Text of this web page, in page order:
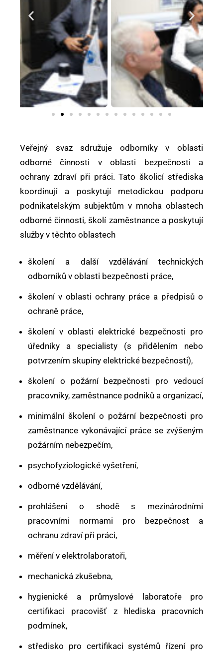
Veřejný svaz sdružuje odborníky v oblasti
odborné činnosti v oblasti bezpečnosti a
ochrany zdraví při práci. Tato školicí střediska
koordinují a poskytují metodickou podporu
podnikatelským subjektům v mnoha oblastech
odborné činnosti, školí zaměstnance a poskytují
služby v těchto oblastech
školení a další vzdělávání technických
odborníků v oblasti bezpečnosti práce,
školení v oblasti ochrany práce a předpisů o
ochraně práce,
školení v oblasti elektrické bezpečnosti pro
úředníky a specialisty (s přidělením nebo
potvrzením skupiny elektrické bezpečnosti),
školení o požární bezpečnosti pro vedoucí
pracovníky, zaměstnance podniků a organizací,
minimální školení o požární bezpečnosti pro
zaměstnance vykonávající práce se zvýšeným
požárním nebezpečím,
psychofyziologické vyšetření,
odborné vzdělávání,
prohlášení o shodě s mezinárodními
pracovními normami pro bezpečnost a
ochranu zdraví při práci,
měření v elektrolaboratoři,
mechanická zkušebna,
hygienické a průmyslové laboratoře pro
certifikaci pracovišť z hlediska pracovních
podmínek,
středisko pro certifikaci systémů řízení pro